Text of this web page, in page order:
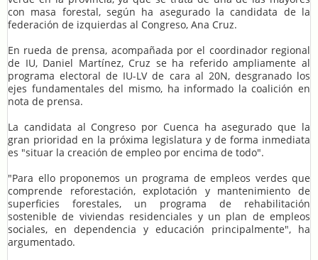
con masa forestal, según ha asegurado la candidata de la
federación de izquierdas al Congreso, Ana Cruz.
En rueda de prensa, acompañada por el coordinador regional
de IU, Daniel Martínez, Cruz se ha referido ampliamente al
programa electoral de IU-LV de cara al 20N, desgranado los
ejes fundamentales del mismo, ha informado la coalición en
nota de prensa.
La candidata al Congreso por Cuenca ha asegurado que la
gran prioridad en la próxima legislatura y de forma inmediata
es "situar la creación de empleo por encima de todo".
"Para ello proponemos un programa de empleos verdes que
comprende reforestación, explotación y mantenimiento de
superficies forestales, un programa de rehabilitación
sostenible de viviendas residenciales y un plan de empleos
sociales, en dependencia y educación principalmente", ha
argumentado.